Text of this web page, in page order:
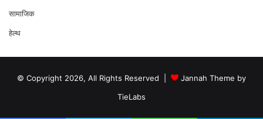
सामाजिक
हेल्थ
© Copyright 2026, All Rights Reserved |
Jannah Theme by
TieLabs